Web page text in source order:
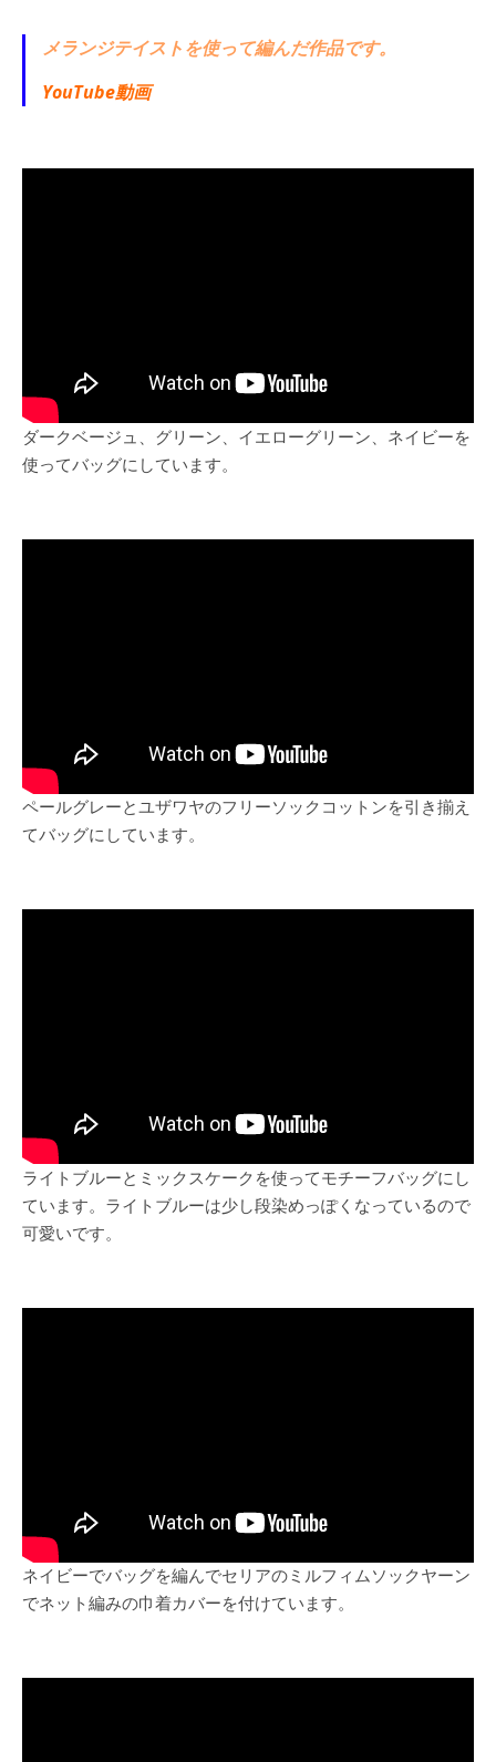
メランジテイストを使って編んだ作品です。
YouTube動画
ダークベージュ、グリーン、イエローグリーン、ネイビーを
使ってバッグにしています。
ペールグレーとユザワヤのフリーソックコットンを引き揃え
てバッグにしています。
ライトブルーとミックスケークを使ってモチーフバッグにし
ています。ライトブルーは少し段染めっぽくなっているので
可愛いです。
ネイビーでバッグを編んでセリアのミルフィムソックヤーン
でネット編みの巾着カバーを付けています。